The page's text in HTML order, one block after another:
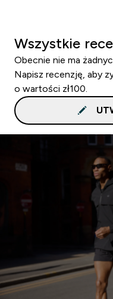
Wszystkie
Obecnie nie ma
Napisz recenzję, aby
o wartości zł100.